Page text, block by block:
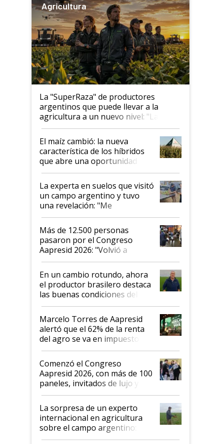
Agricultura
La "SuperRaza" de productores
argentinos que puede llevar a la
agricultura a un nuevo nivel: "Las
posibilidades de crecimiento son
infinitas"
El maíz cambió: la nueva
característica de los híbridos
que abre una oportunidad en
el lote
La experta en suelos que visitó
un campo argentino y tuvo
una revelación: "Me
impresionó mucho"
Más de 12.500 personas
pasaron por el Congreso
Aapresid 2026: "Volvió a
demostrar que hablar del
suelo es hablar de todo el
sistema productivo"
En un cambio rotundo, ahora
el productor brasilero destaca
las buenas condiciones del
agro argentino para invertir:
"Los veo más motivados"
Marcelo Torres de Aapresid
alertó que el 62% de la renta
del agro se va en impuestos:
"No es bueno que en
Argentina se sigan discutiendo
las mismas cosas de hace 50
años"
Comenzó el Congreso
Aapresid 2026, con más de 100
paneles, invitados de lujo y
todas las tendencias
La sorpresa de un experto
internacional en agricultura
sobre el campo argentino:
"Estoy muy impresionado"